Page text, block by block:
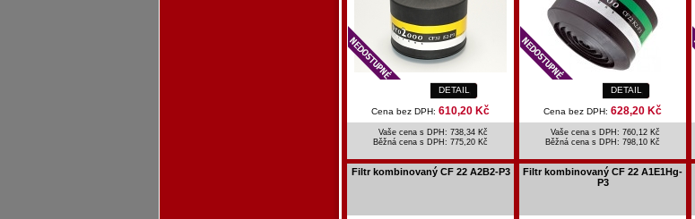
DETAIL
Cena bez DPH: 610,20 Kč
Vaše cena s DPH: 738,34 Kč
Běžná cena s DPH: 775,20 Kč
DETAIL
Cena bez DPH: 628,20 Kč
Vaše cena s DPH: 760,12 Kč
Běžná cena s DPH: 798,10 Kč
Filtr kombinovaný CF 22 A2B2-P3
Filtr kombinovaný CF 22 A1E1Hg-
P3